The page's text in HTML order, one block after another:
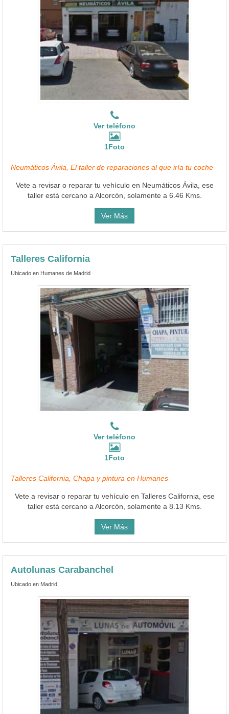
Ver teléfono
1Foto
Neumáticos Ávila, El taller de reparaciones al que iría tu coche
Vete a revisar o reparar tu vehículo en Neumáticos Ávila, ese
taller está cercano a Alcorcón, solamente a 6.46 Kms.
Ver Más
Talleres California
Ubicado en Humanes de Madrid
Ver teléfono
1Foto
Talleres California, Chapa y pintura en Humanes
Vete a revisar o reparar tu vehículo en Talleres California, ese
taller está cercano a Alcorcón, solamente a 8.13 Kms.
Ver Más
Autolunas Carabanchel
Ubicado en Madrid